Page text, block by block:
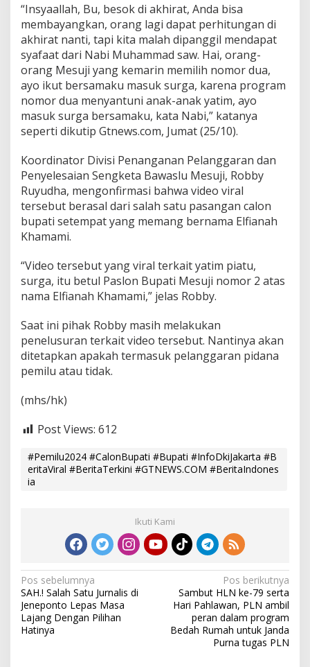
i
l
i
h
n
y
a
M
a
s
u
S
u
r
g
a
“Insyaallah, Bu, besok di akhirat, Anda bisa
membayangkan, orang lagi dapat perhitungan di
akhirat nanti, tapi kita malah dipanggil mendapat
syafaat dari Nabi Muhammad saw. Hai, orang-
orang Mesuji yang kemarin memilih nomor dua,
ayo ikut bersamaku masuk surga, karena program
nomor dua menyantuni anak-anak yatim, ayo
masuk surga bersamaku, kata Nabi,” katanya
seperti dikutip Gtnews.com, Jumat (25/10).
Koordinator Divisi Penanganan Pelanggaran dan
Penyelesaian Sengketa Bawaslu Mesuji, Robby
Ruyudha, mengonfirmasi bahwa video viral
tersebut berasal dari salah satu pasangan calon
bupati setempat yang memang bernama Elfianah
Khamami.
“Video tersebut yang viral terkait yatim piatu,
surga, itu betul Paslon Bupati Mesuji nomor 2 atas
nama Elfianah Khamami,” jelas Robby.
Saat ini pihak Robby masih melakukan
penelusuran terkait video tersebut. Nantinya akan
ditetapkan apakah termasuk pelanggaran pidana
pemilu atau tidak.
(mhs/hk)
Post Views: 612
#Pemilu2024 #CalonBupati #Bupati #InfoDkiJakarta #B
eritaViral #BeritaTerkini #GTNEWS.COM #BeritaIndones
ia
Ikuti Kami
N
a
v
i
Pos sebelumnya
SAH.! Salah Satu Jurnalis di
Jeneponto Lepas Masa
Lajang Dengan Pilihan
Hatinya
Pos berikutnya
Sambut HLN ke-79 serta
Hari Pahlawan, PLN ambil
peran dalam program
Bedah Rumah untuk Janda
Purna tugas PLN